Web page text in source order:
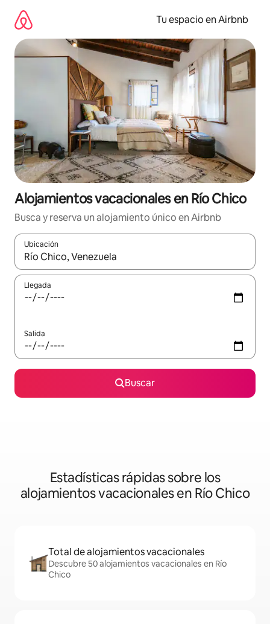
contenido
Tu espacio en Airbnb
Alojamientos vacacionales en Río Chico
Busca y reserva un alojamiento único en Airbnb
Ubicación
Cuando los resultados estén disponibles, podrás navegar
Llegada
Salida
Buscar
Estadísticas rápidas sobre los
alojamientos vacacionales en Río Chico
Total de alojamientos vacacionales
Descubre 50 alojamientos vacacionales en Río
Chico